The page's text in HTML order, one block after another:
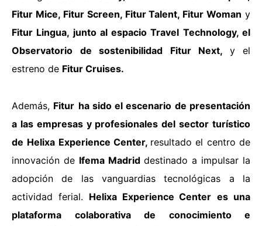
Fitur Mice, Fitur Screen, Fitur Talent, Fitur Woman y
Fitur Lingua, junto al espacio Travel Technology, el
Observatorio de sostenibilidad Fitur Next, y el
estreno de Fitur Cruises.
Además, Fitur ha sido el escenario de presentación
a las empresas y profesionales del sector turístico
de Helixa Experience Center, resultado el centro de
innovación de Ifema Madriddestinado a impulsar la
adopción de las vanguardias tecnológicas a la
actividad ferial. Helixa Experience Center es una
plataforma colaborativa de conocimiento e